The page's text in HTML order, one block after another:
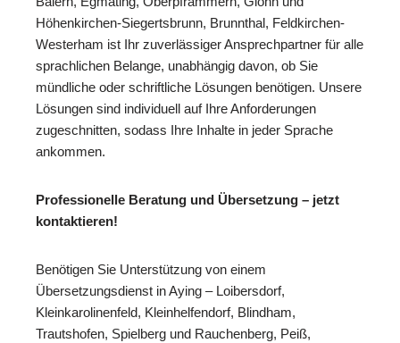
Höhenkirchen-Siegertsbrunn, Brunnthal, Feldkirchen-
Westerham ist Ihr zuverlässiger Ansprechpartner für alle
sprachlichen Belange, unabhängig davon, ob Sie
mündliche oder schriftliche Lösungen benötigen. Unsere
Lösungen sind individuell auf Ihre Anforderungen
zugeschnitten, sodass Ihre Inhalte in jeder Sprache
ankommen.
Professionelle Beratung und Übersetzung – jetzt
kontaktieren!
Benötigen Sie Unterstützung von einem
Übersetzungsdienst in Aying – Loibersdorf,
Kleinkarolinenfeld, Kleinhelfendorf, Blindham,
Trautshofen, Spielberg und Rauchenberg, Peiß,